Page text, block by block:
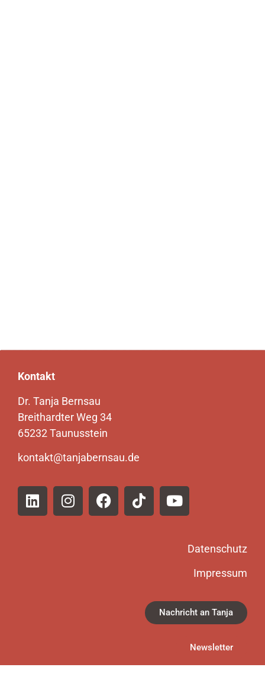
Kontakt
Dr. Tanja Bernsau
Breithardter Weg 34
65232 Taunusstein
kontakt@tanjabernsau.de
Datenschutz
Impressum
Nachricht an Tanja
Newsletter